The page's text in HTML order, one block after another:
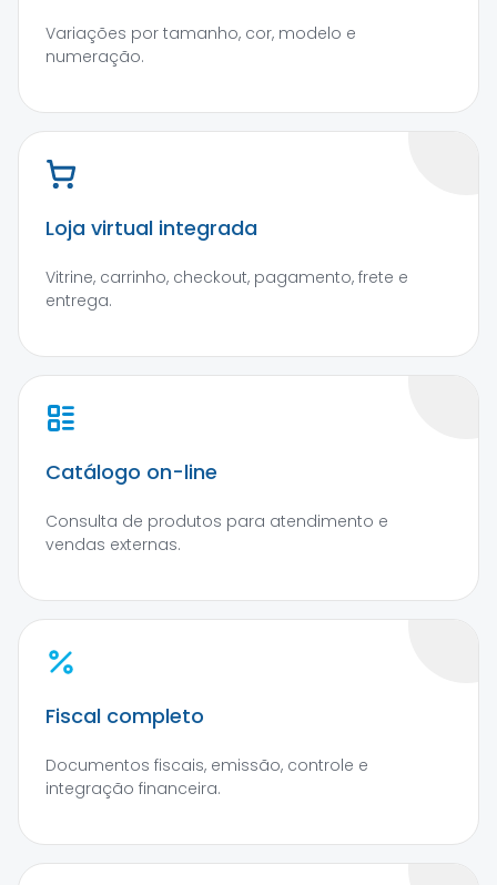
Variações por tamanho, cor, modelo e
numeração.
Loja virtual integrada
Vitrine, carrinho, checkout, pagamento, frete e
entrega.
Catálogo on-line
Consulta de produtos para atendimento e
vendas externas.
Fiscal completo
Documentos fiscais, emissão, controle e
integração financeira.